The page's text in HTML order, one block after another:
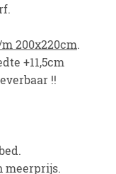
200x220cm.
+11,5cm
!!
meerprijs.